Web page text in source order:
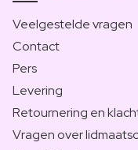
Veelgestelde vragen
Contact
Pers
Levering
Retournering en
Vragen over